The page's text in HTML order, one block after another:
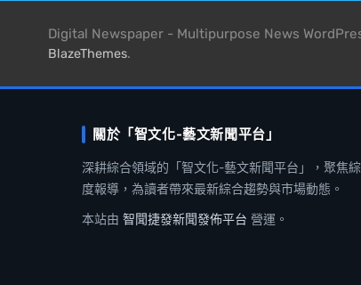
Digital Newspaper - Multipurpose News
BlazeThemes.
關於「智文化-藝文新聞平台」
深耕綜合領域的「智文化-藝文新聞平台」，聚焦
度報導，為讀者帶來最新綜合趨勢與市場動態。
本站由 智聞捷發新聞發佈平台 營運。